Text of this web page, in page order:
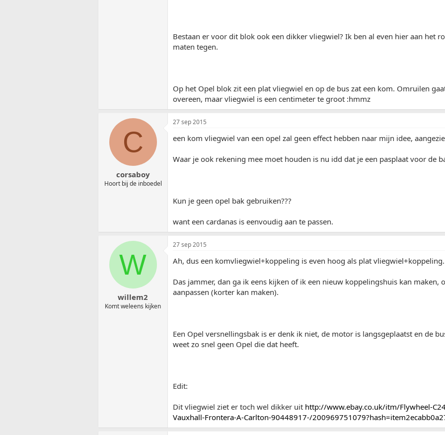
Bestaan er voor dit blok ook een dikker vliegwiel? Ik ben al even hier aan het
maten tegen.
Op het Opel blok zit een plat vliegwiel en op de bus zat een kom. Omruilen
overeen, maar vliegwiel is een centimeter te groot :hmmz
C
corsaboy
Hoort bij de inboedel
27 sep 2015
een kom vliegwiel van een opel zal geen effect hebben naar mijn idee,
Waar je ook rekening mee moet houden is nu idd dat je een pasplaat voor de
Kun je geen opel bak gebruiken???
want een cardanas is eenvoudig aan te passen.
W
willem2
Komt weleens kijken
27 sep 2015
Ah, dus een komvliegwiel+koppeling is even hoog als plat vliegwiel+koppeling.
Das jammer, dan ga ik eens kijken of ik een nieuw koppelingshuis kan maken,
aanpassen (korter kan maken).
Een Opel versnellingsbak is er denk ik niet, de motor is langsgeplaatst en de
weet zo snel geen Opel die dat heeft.
Edit:
Dit vliegwiel ziet er toch wel dikker uit http://www.ebay.co.uk/itm/Flywheel-
Vauxhall-Frontera-A-Carlton-90448917-/